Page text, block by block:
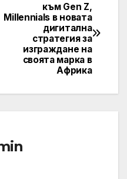
към Gen Z,
Millennials в новата
дигитална
стратегия за
изграждане на
своята марка в
Африка